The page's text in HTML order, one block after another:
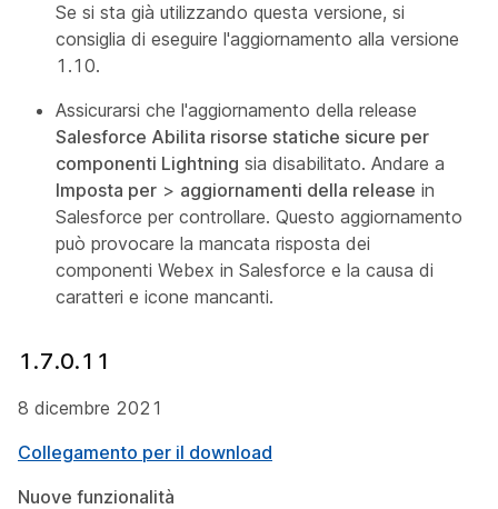
Se si sta già utilizzando questa versione, si
consiglia di eseguire l'aggiornamento alla versione
1.10.
Assicurarsi che l'aggiornamento della release
Salesforce Abilita risorse statiche sicure per
componenti Lightning sia disabilitato. Andare a
Imposta per > aggiornamenti della release in
Salesforce per controllare. Questo aggiornamento
può provocare la mancata risposta dei
componenti Webex in Salesforce e la causa di
caratteri e icone mancanti.
1.7.0.11
8 dicembre 2021
Collegamento per il download
Nuove funzionalità